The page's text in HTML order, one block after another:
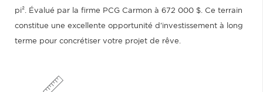
pi². Évalué par la firme PCG Carmon à 672 000 $. Ce terrain
constitue une excellente opportunité d'investissement à long
terme pour concrétiser votre projet de rêve.